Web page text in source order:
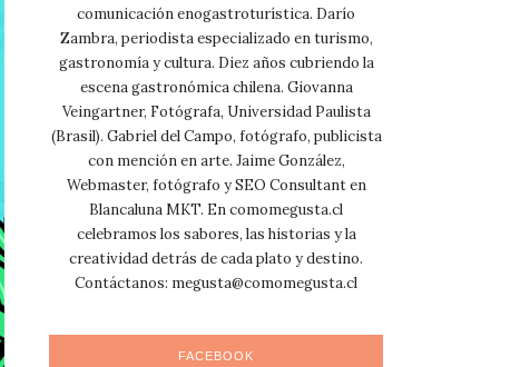
comunicación enogastroturística. Darío
Zambra, periodista especializado en turismo,
gastronomía y cultura. Diez años cubriendo la
escena gastronómica chilena. Giovanna
Veingartner, Fotógrafa, Universidad Paulista
(Brasil). Gabriel del Campo, fotógrafo, publicista
con mención en arte. Jaime González,
Webmaster, fotógrafo y SEO Consultant en
Blancaluna MKT. En comomegusta.cl
celebramos los sabores, las historias y la
creatividad detrás de cada plato y destino.
Contáctanos: megusta@comomegusta.cl
FACEBOOK